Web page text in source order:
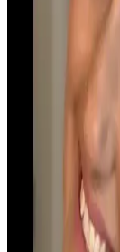
Teleskop rimel,
ve kolay
uzun süre
Alerjik Ciltler
Dikkat
Alerjik ciltlere
ürünler tercih
sağlığını
Maybelline
Sağlayan